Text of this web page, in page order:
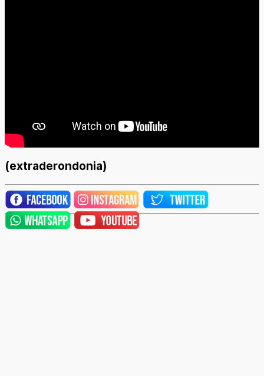
(extraderondonia)